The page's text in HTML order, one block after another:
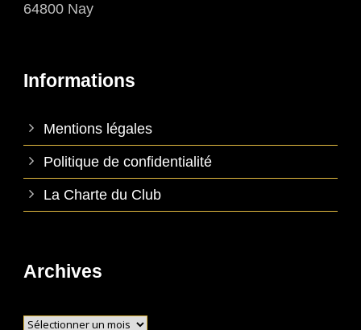
64800 Nay
Informations
Mentions légales
Politique de confidentialité
La Charte du Club
Archives
Archives